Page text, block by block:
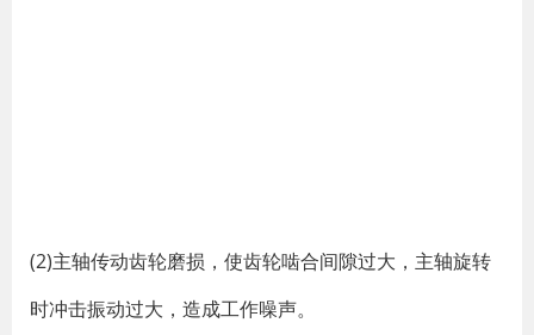
(2)主轴传动齿轮磨损，使齿轮啮合间隙过大，主轴旋转
时冲击振动过大，造成工作噪声。